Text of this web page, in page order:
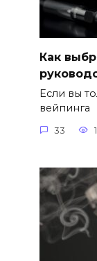
Как
Если вы
вейпинга
33